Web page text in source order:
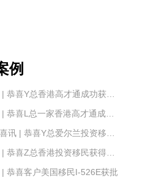
例
| 恭喜客户美国移民I-526E获批